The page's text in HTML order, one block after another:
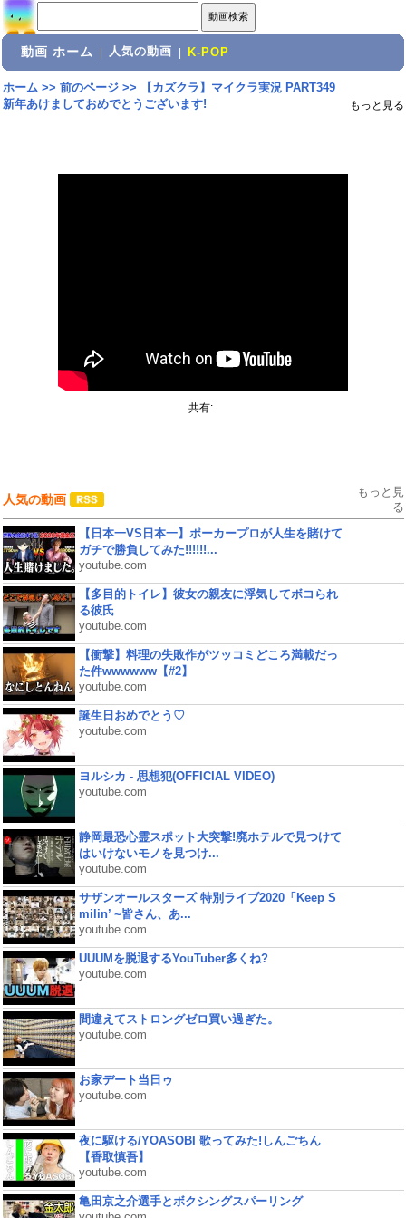
動画 ホーム 人気の動画 K-POP
ホーム>> 前のページ>>
【カズクラ】マイクラ実況 PART349
新年あけましておめでとうございます!
もっと見る
共有:
人気の動画
もっと見
る
【日本一VS日本一】ポーカープロが人生を賭けて
ガチで勝負してみた!!!!!!...
youtube.com
【多目的トイレ】彼女の親友に浮気してボコられ
る彼氏
youtube.com
【衝撃】料理の失敗作がツッコミどころ満載だっ
た件wwwwww【#2】
youtube.com
誕生日おめでとう♡
youtube.com
ヨルシカ - 思想犯(OFFICIAL VIDEO)
youtube.com
静岡最恐心霊スポット大突撃!廃ホテルで見つけて
はいけないモノを見つけ...
youtube.com
サザンオールスターズ 特別ライブ2020「Keep S
milin’ ~皆さん、あ...
youtube.com
UUUMを脱退するYouTuber多くね?
youtube.com
間違えてストロングゼロ買い過ぎた。
youtube.com
お家デート当日ゥ
youtube.com
夜に駆ける/YOASOBI 歌ってみた!しんごちん
【香取慎吾】
youtube.com
亀田京之介選手とボクシングスパーリング